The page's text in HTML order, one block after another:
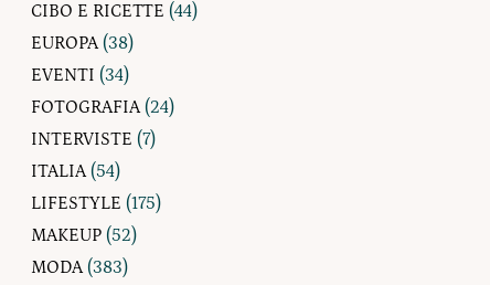
CIBO E RICETTE (44)
EUROPA(38)
EVENTI (34)
FOTOGRAFIA(24)
INTERVISTE (7)
ITALIA(54)
LIFESTYLE (175)
MAKEUP (52)
MODA(383)